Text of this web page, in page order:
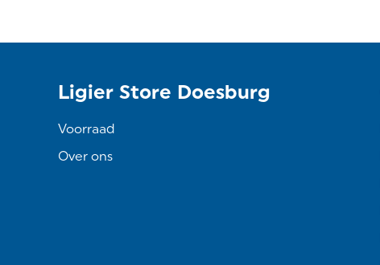
Ligier Store Doesburg
Voorraad
Over ons